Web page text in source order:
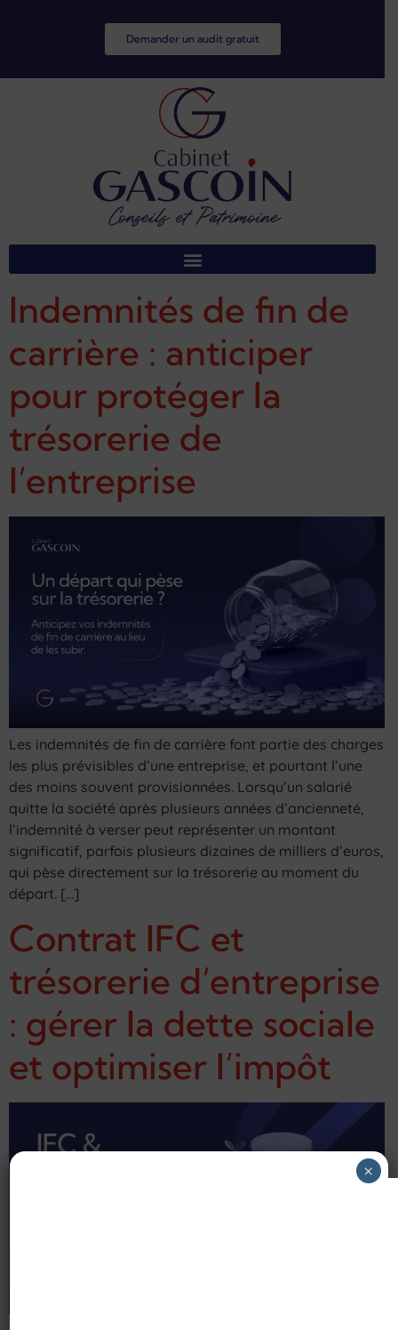
Demander un audit gratuit
Indemnités de fin de
carrière : anticiper
pour protéger la
trésorerie de
l’entreprise
Les indemnités de fin de carrière font partie des charges
les plus prévisibles d’une entreprise, et pourtant l’une
des moins souvent provisionnées. Lorsqu’un salarié
quitte la société après plusieurs années d’ancienneté,
l’indemnité à verser peut représenter un montant
significatif, parfois plusieurs dizaines de milliers d’euros,
qui pèse directement sur la trésorerie au moment du
départ. […]
Contrat IFC et
trésorerie d’entreprise
: gérer la dette sociale
et optimiser l’impôt
×